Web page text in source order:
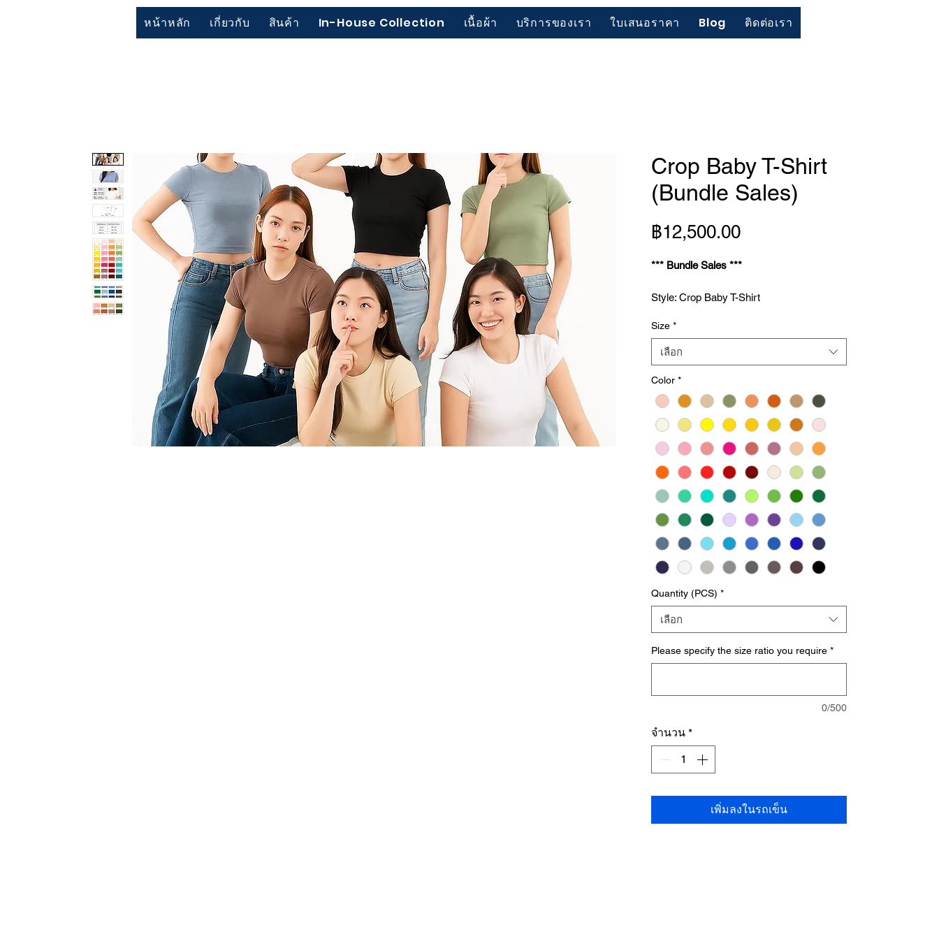
หน้าหลัก เกี่ยวกับ สินค้า In-House Collection เนื้อผ้า บริการของเรา ใบเสนอราคา Blog ติดต่อเรา
Crop Baby T-Shirt
(Bundle Sales)
฿12,500.00ราคา
*** Bundle Sales ***
Style: Crop Baby T-Shirt
Fabric: 100% Cotton Semi-Comb (155–170
GSM)
64 Colors Available
Shipping cost payable at destination
Features:
• Sulfate Free – Gentle fabric treatment for
safer wear and long-lasting color
• Active Air Flow – Breathable structure
that keeps you cool and comfortable
• Stretchable – Soft stretch with flexible
• Export Quality – Premium standard
manufacturing with durable finishing
• Shrinkage: 3–5%
• Measurement Tolerance: ±1 inch
Size *
เลือก
Color *
Quantity (PCS) *
เลือก
Please specify the size ratio you require *
0/500
จำนวน *
เพิ่มลงในรถเข็น